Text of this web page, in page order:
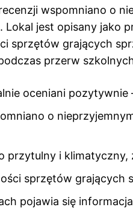
wspomniano o
Lokal jest opisany jako
sprzętów grających
przerw
oceniani pozytywnie
o
przytulny i klimatyczny,
sprzętów grających
pojawia się